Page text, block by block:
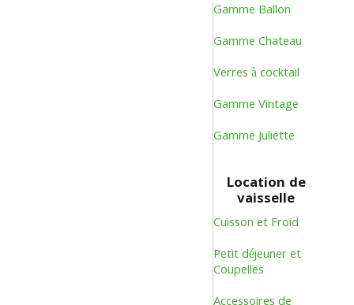
Gamme Ballon
Gamme Chateau
Verres à cocktail
Gamme Vintage
Gamme Juliette
Location de
vaisselle
Cuisson et Froid
Petit déjeuner et
Coupelles